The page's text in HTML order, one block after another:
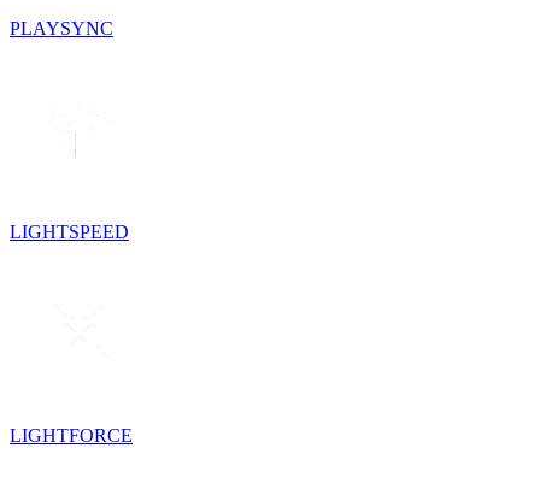
PLAYSYNC
LIGHTSPEED
LIGHTFORCE